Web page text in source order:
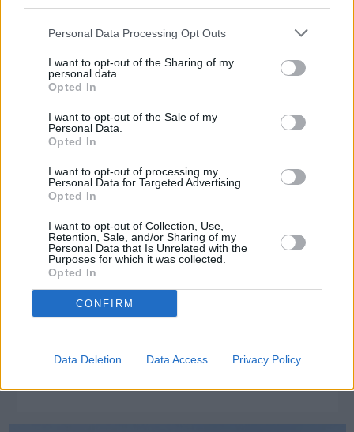
Personal Data Processing Opt Outs
I want to opt-out of the Sharing of my
personal data.
Opted In
I want to opt-out of the Sale of my
Personal Data.
Opted In
I want to opt-out of processing my
Personal Data for Targeted Advertising.
Opted In
I want to opt-out of Collection, Use,
Retention, Sale, and/or Sharing of my
Personal Data that Is Unrelated with the
Purposes for which it was collected.
Opted In
CONFIRM
Data Deletion Data Access Privacy Policy
μέχρι τα Οθωμανικά Λουτρά
Πριν 7 χρόνια
ΒΙΝΤΕΟ| Οι αλλαγές στα τείχη και την τάφρο του Κάστρου